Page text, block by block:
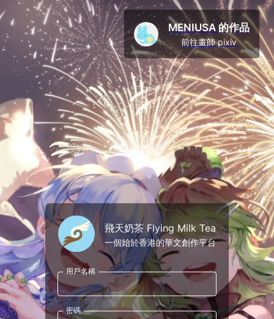
飛天奶茶 Flying Milk Tea
一個始於香港的華文創作平台
用戶名稱
密碼
MENIUSA 的作品
前往畫師 pixiv